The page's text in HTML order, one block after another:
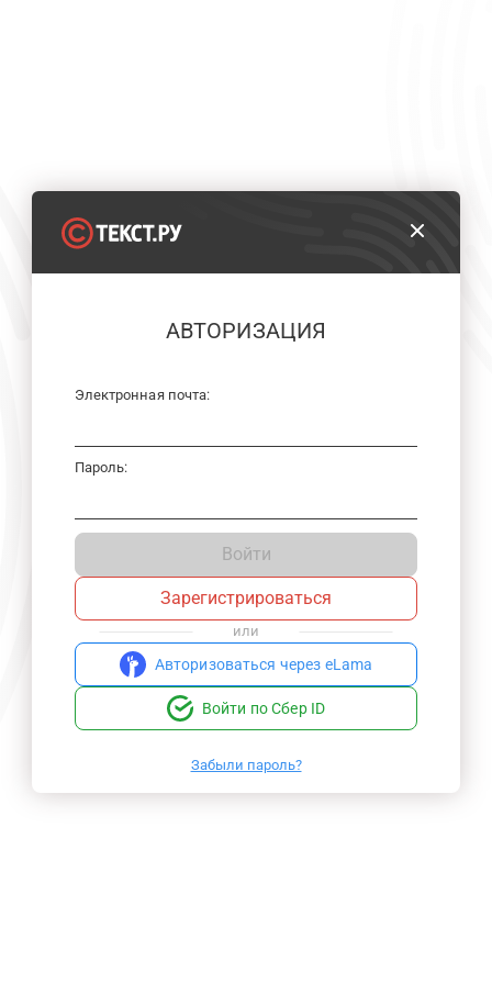
АВТОРИЗАЦИЯ
Электронная почта:
Пароль:
Войти
Зарегистрироваться
или
Авторизоваться через eLama
Войти по Сбер ID
Забыли пароль?